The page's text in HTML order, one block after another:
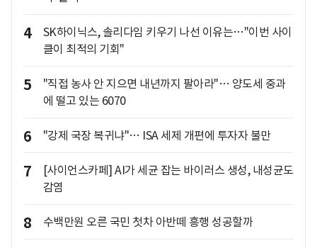
4
SK하이닉스, 솔리다임 키우기 나선 이유는…"이번 사이
클이 최적의 기회"
5
"직접 농사 안 지으면 내년까지 팔아라"… 양도세 중과
에 떨고 있는 6070
6 "강제 국장 복귀냐"… ISA 세제 개편에 투자자 불만
7
[사이언스카페] AI가 세균 잡는 바이러스 생성, 내성균도
감염
8 수백만원 오른 국민 첫차 아반떼 흥행 성공할까